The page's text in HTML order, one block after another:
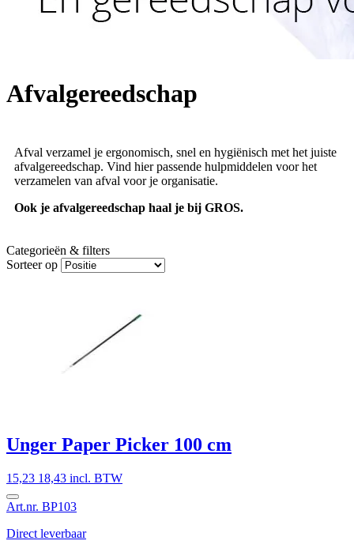
Afvalgereedschap
Afval verzamel je ergonomisch, snel en hygiënisch met het juiste
afvalgereedschap. Vind hier passende hulpmiddelen voor het
verzamelen van afval voor je organisatie.
Ook je afvalgereedschap haal je bij GROS.
Categorieën & filters
Sorteer op
Unger Paper Picker 100 cm
15,23 18,43 incl. BTW
Art.nr. BP103
Direct leverbaar